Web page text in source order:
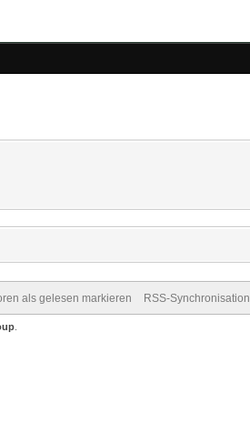
als gelesen markieren RSS-Synchronisation
.